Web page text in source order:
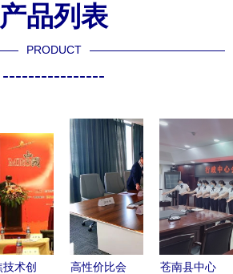
产品列表
PRODUCT
----------------
术创
高性价比会
苍南县中心